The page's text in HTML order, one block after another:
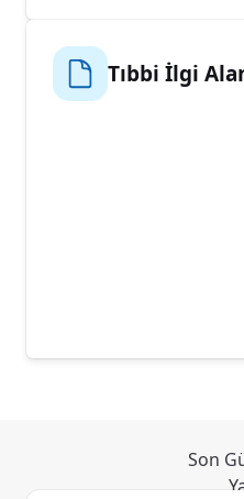
Kasım 2016 Antalya
Neonatal
Kasım 2008 Antalya
Çocuklarda Ender
Tıbbi İlgi
Son